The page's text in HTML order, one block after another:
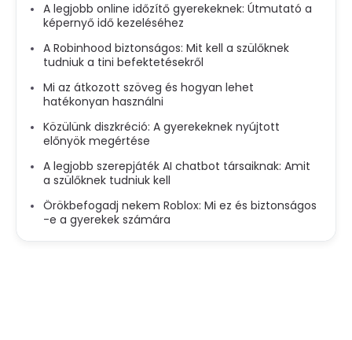
A legjobb online időzítő gyerekeknek: Útmutató a
képernyő idő kezeléséhez
A Robinhood biztonságos: Mit kell a szülőknek
tudniuk a tini befektetésekről
Mi az átkozott szöveg és hogyan lehet
hatékonyan használni
Közülünk diszkréció: A gyerekeknek nyújtott
előnyök megértése
A legjobb szerepjáték AI chatbot társaiknak: Amit
a szülőknek tudniuk kell
Örökbefogadj nekem Roblox: Mi ez és biztonságos
-e a gyerekek számára